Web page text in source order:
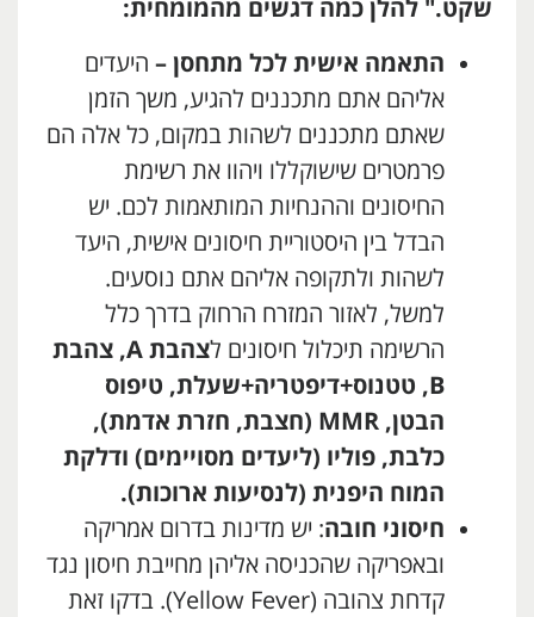
שקט." להלן כמה דגשים מהמומחית:
התאמה אישית לכל מתחסן – היעדים
אליהם אתם מתכננים להגיע, משך הזמן
שאתם מתכננים לשהות במקום, כל אלה הם
פרמטרים שישוקללו ויהוו את רשימת
החיסונים וההנחיות המותאמות לכם. יש
הבדל בין היסטוריית חיסונים אישית, היעד
לשהות ולתקופה אליהם אתם נוסעים.
למשל, לאזור המזרח הרחוק בדרך כלל
הרשימה תיכלול חיסונים לצהבתA, צהבת
B, טטנוס+דיפטריה+שעלת, טיפוס
הבטן, MMR (חצבת, חזרת אדמת),
כלבת, פוליו (ליעדים מסויימים) ודלקת
המוח היפנית (לנסיעות ארוכות).
חיסוני חובה: יש מדינות בדרום אמריקה
ובאפריקה שהכניסה אליהן מחייבת חיסון נגד
קדחת צהובה (Yellow Fever). בדקו זאת